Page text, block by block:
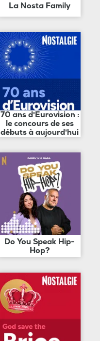
La Nosta Family
70 ans d'Eurovision :
le concours de ses
débuts à aujourd'hui
Do You Speak Hip-
Hop?